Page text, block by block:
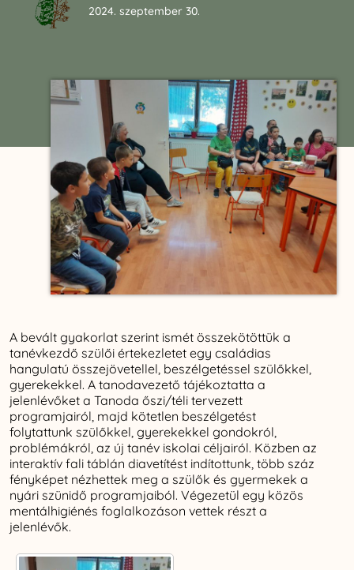
2024. szeptember 30.
A bevált gyakorlat szerint ismét összekötöttük a
tanévkezdő szülői értekezletet egy családias
hangulatú összejövetellel, beszélgetéssel szülőkkel,
gyerekekkel. A tanodavezető tájékoztatta a
jelenlévőket a Tanoda őszi/téli tervezett
programjairól, majd kötetlen beszélgetést
folytattunk szülőkkel, gyerekekkel gondokról,
problémákról, az új tanév iskolai céljairól. Közben az
interaktív fali táblán diavetítést indítottunk, több száz
fényképet nézhettek meg a szülők és gyermekek a
nyári szünidő programjaiból. Végezetül egy közös
mentálhigiénés foglalkozáson vettek részt a
jelenlévők.